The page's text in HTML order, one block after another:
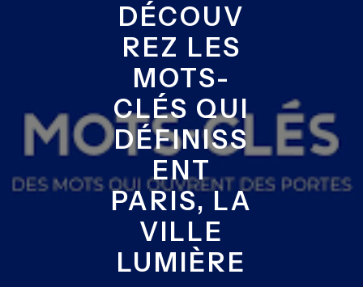
DÉCOUV
REZ LES
MOTS-
CLÉS QUI
DÉFINISS
ENT
PARIS, LA
VILLE
LUMIÈRE